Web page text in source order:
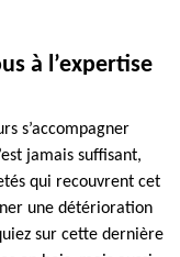
à l’expertise
s’accompagner
jamais suffisant,
qui recouvrent cet
une détérioration
sur cette dernière